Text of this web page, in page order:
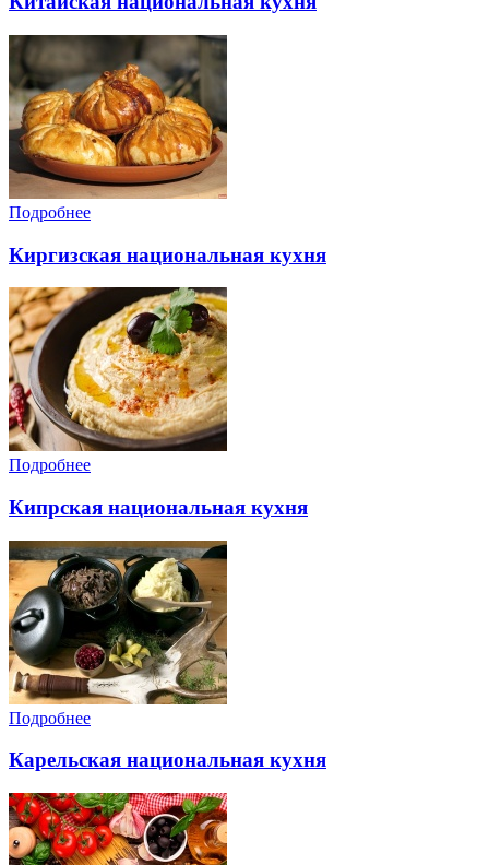
Подробнее
Киргизская национальная кухня
Подробнее
Кипрская национальная кухня
Подробнее
Карельская национальная кухня